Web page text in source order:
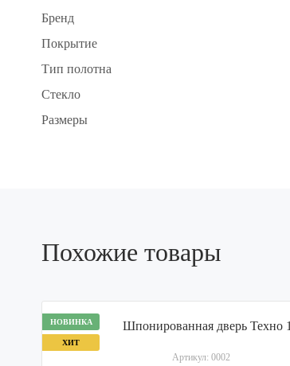
Бренд
Покрытие
Тип полотна
Стекло
Размеры
Похожие товары
НОВИНКА
ХИТ
Артикул: 0002